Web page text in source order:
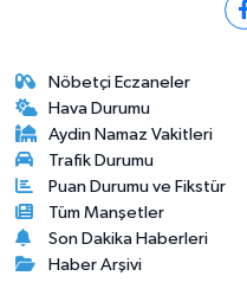
Nöbetçi Eczaneler
Hava Durumu
Aydin Namaz Vakitleri
Trafik Durumu
Puan Durumu ve Fikstür
Tüm Manşetler
Son Dakika Haberleri
Haber Arşivi